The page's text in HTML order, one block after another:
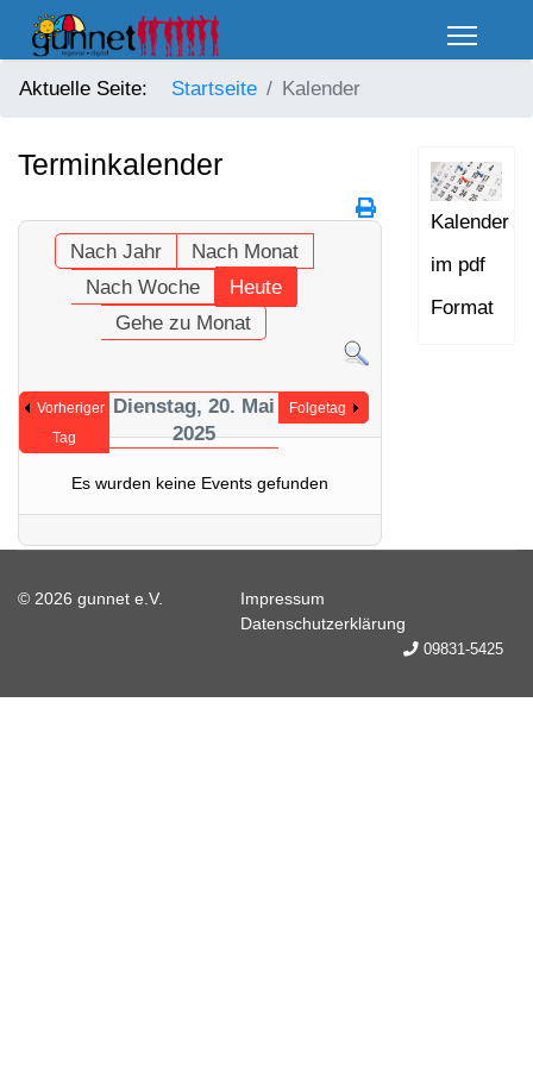
Aktuelle Seite: Startseite Kalender
Terminkalender
Nach Jahr
Nach Monat
Nach Woche
Heute
Gehe zu Monat
Vorheriger
Tag
Dienstag, 20. Mai
2025
Folgetag
Es wurden keine Events gefunden
Kalender
im pdf
Format
© 2026 gunnet e.V.
Impressum
Datenschutzerklärung
09831-5425